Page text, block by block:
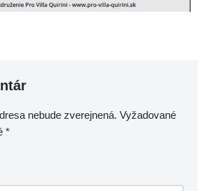
nebude zverejnená. Vyžadované
*